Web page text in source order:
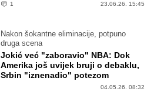
1 23.06.26. 15:45
Nakon šokantne eliminacije, potpuno
druga scena
Jokić već "zaboravio" NBA: Dok
Amerika još uvijek bruji o debaklu,
Srbin "iznenadio" potezom
04.05.26. 08:32